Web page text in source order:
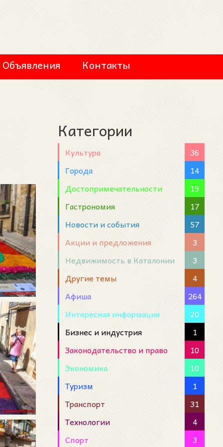
Объявления Контакты
Категории
Культура
36
Города
14
Достопримечательности
19
Гастрономия
17
Новости и события
57
Акции и предложения
3
Недвижимость в Каталонии
3
Другие темы
4
Афиша
264
Интересная информация
20
Бизнес и индустрия
1
Законодательство и право
10
Экономика
10
Туризм
1
Транспорт
31
Технологии
4
Спорт
3